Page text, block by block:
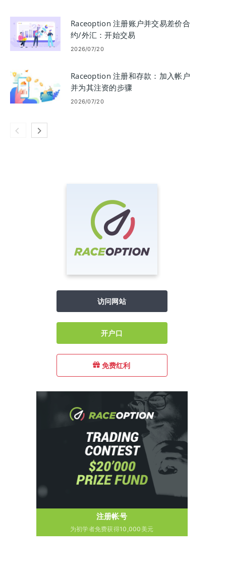
Raceoption 注册账户并交易差价合
约/外汇：开始交易
2026/07/20
Raceoption 注册和存款：加入帐户
并为其注资的步骤
2026/07/20
访问网站
开户口
免费红利
注册帐号
为初学者免费获得10,000美元